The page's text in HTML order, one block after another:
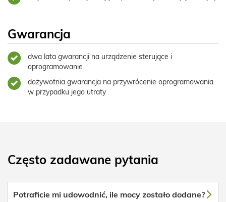
Gwarancja
dwa lata gwarancji na urządzenie sterujące i
oprogramowanie
dożywotnia gwarancja na przywrócenie oprogramowania
w przypadku jego utraty
Często zadawane pytania
Potraficie mi udowodnić, ile mocy zostało dodane?